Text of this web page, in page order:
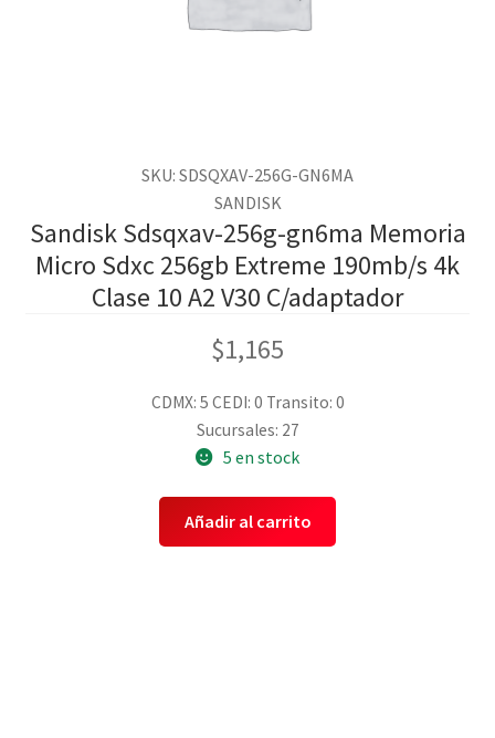
SKU: SDSQXAV-256G-GN6MA
SANDISK
Sandisk Sdsqxav-256g-gn6ma Memoria
Micro Sdxc 256gb Extreme 190mb/s 4k
Clase 10 A2 V30 C/adaptador
$1,165
CDMX: 5 CEDI: 0 Transito: 0
Sucursales: 27
5 en stock
Añadir al carrito